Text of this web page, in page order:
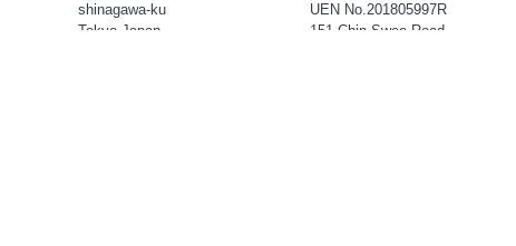
shinagawa-ku
Tokyo,Japan
UEN No.201805997R
151 Chin Swee Road